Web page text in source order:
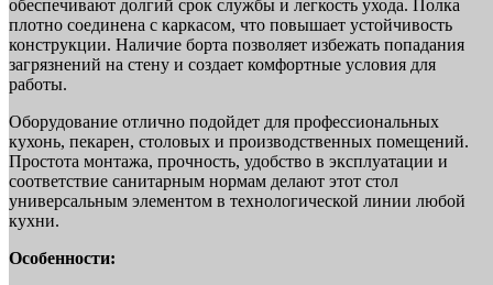
обеспечивают долгий срок службы и легкость ухода. Полка
плотно соединена с каркасом, что повышает устойчивость
конструкции. Наличие борта позволяет избежать попадания
загрязнений на стену и создает комфортные условия для
работы.
Оборудование отлично подойдет для профессиональных
кухонь, пекарен, столовых и производственных помещений.
Простота монтажа, прочность, удобство в эксплуатации и
соответствие санитарным нормам делают этот стол
универсальным элементом в технологической линии любой
кухни.
Особенности: